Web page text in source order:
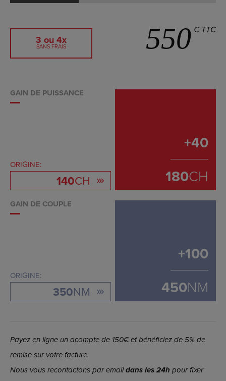
3 ou 4x
SANS FRAIS 550 € TTC
GAIN DE PUISSANCE
ORIGINE:
140CH
+40
180CH
GAIN DE COUPLE
ORIGINE:
350NM
+100
450NM
Payez en ligne un acompte de 150€ et bénéficiez de 5% de
remise sur votre facture.
Nous vous recontactons par emaildans les 24h pour fixer